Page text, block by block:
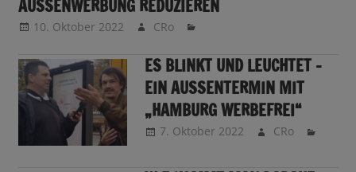
AUSSENWERBUNG REDUZIEREN
10. Oktober 2022 CRo
ES BLINKT UND LEUCHTET –
EIN AUSSENTERMIN MIT
„HAMBURG WERBEFREI“
7. Oktober 2022 CRo